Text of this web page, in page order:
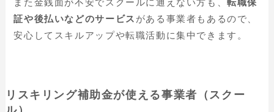
証や後払いなどのサービス がある事業者もあるので、
安心してスキルアップや転職活動に集中できます。
リスキリング補助金が使える事業者（スクー